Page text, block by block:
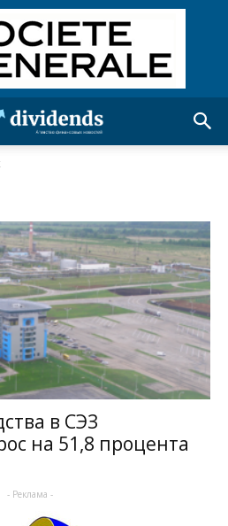
в СЭЗ
на 51,8 процента
- Реклама -